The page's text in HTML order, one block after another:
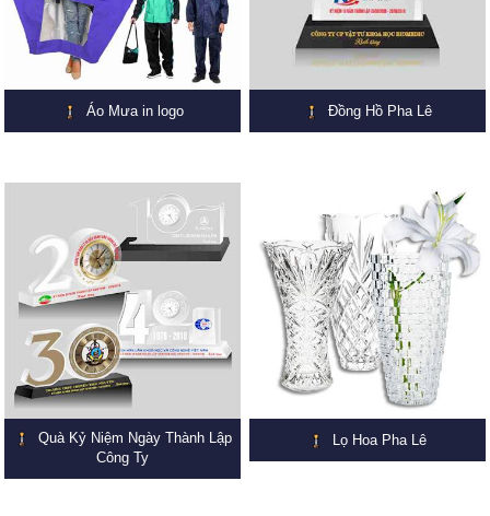
Áo Mưa in logo Đồng Hồ Pha Lê
Quà Kỷ Niệm Ngày Thành Lập
Công Ty
Lọ Hoa Pha Lê